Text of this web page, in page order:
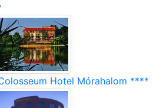
Hotel Mórahalom ****